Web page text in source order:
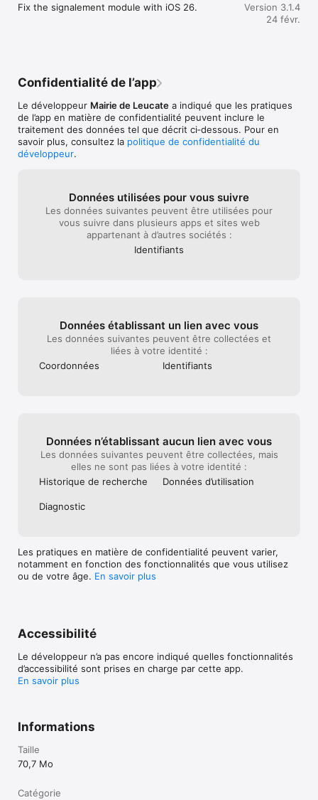
Fix the signalement module with iOS 26.
Version 3.1.4
24 févr.
Confidentialité de l’app
Le développeur Mairie de Leucate a indiqué que les pratiques
de l’app en matière de confidentialité peuvent inclure le
traitement des données tel que décrit ci‑dessous. Pour en
savoir plus, consultez la politique de confidentialité du
développeur.
Données utilisées pour vous suivre
Les données suivantes peuvent être utilisées pour
vous suivre dans plusieurs apps et sites web
appartenant à d’autres sociétés :
Identifiants
Données établissant un lien avec vous
Les données suivantes peuvent être collectées et
liées à votre identité :
Coordonnées
Identifiants
Données n’établissant aucun lien avec vous
Les données suivantes peuvent être collectées, mais
elles ne sont pas liées à votre identité :
Historique de recherche
Données d’utilisation
Diagnostic
Les pratiques en matière de confidentialité peuvent varier,
notamment en fonction des fonctionnalités que vous utilisez
ou de votre âge. En savoir plus
Accessibilité
Le développeur n’a pas encore indiqué quelles fonctionnalités
d’accessibilité sont prises en charge par cette app.
En savoir plus
Informations
Taille
70,7 Mo
Catégorie